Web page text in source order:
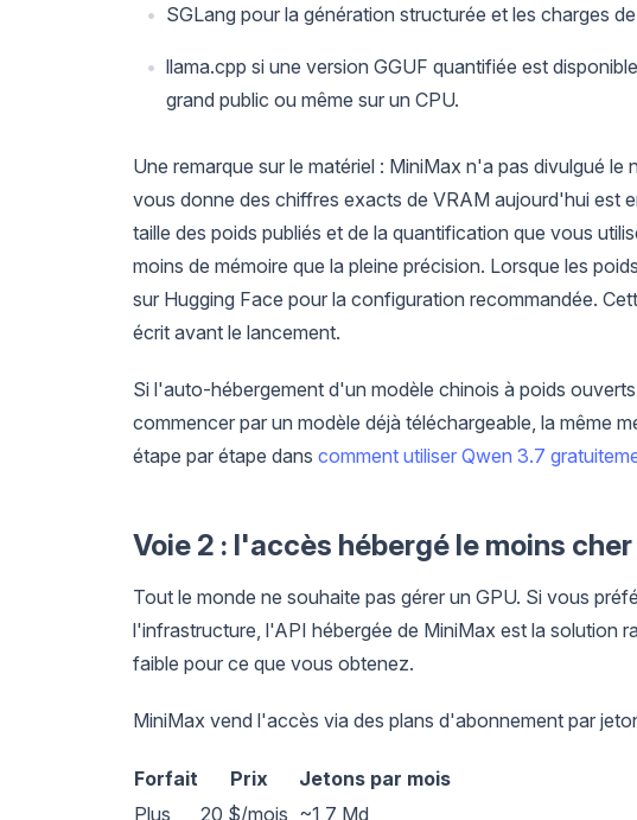
SGLang pour la génération structurée et les charges
llama.cpp si une version GGUF quantifiée est
grand public ou même sur un CPU.
Une remarque sur le matériel : MiniMax n'a pas divulgué
vous donne des chiffres exacts de VRAM aujourd'hui est
taille des poids publiés et de la quantification que vous
moins de mémoire que la pleine précision. Lorsque les
sur Hugging Face pour la configuration recommandée.
écrit avant le lancement.
Si l'auto-hébergement d'un modèle chinois à poids
commencer par un modèle déjà téléchargeable, la même
étape par étape dans comment utiliser Qwen 3.7
Voie 2 : l'accès hébergé le moins cher
Tout le monde ne souhaite pas gérer un GPU. Si vous
l'infrastructure, l'API hébergée de MiniMax est la solution
faible pour ce que vous obtenez.
MiniMax vend l'accès via des plans d'abonnement par
Forfait Prix
Jetons par mois
Plus
20 $/mois ~1,7 Md